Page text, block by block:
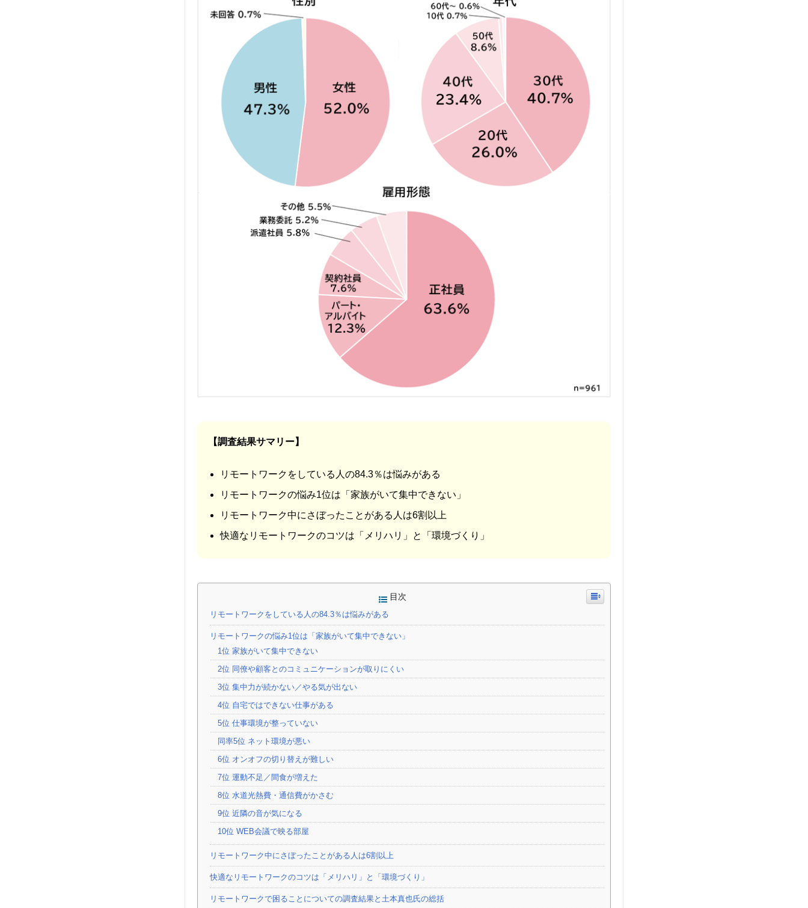
【調査結果サマリー】
リモートワークをしている人の84.3％は悩みがある
リモートワークの悩み1位は「家族がいて集中できない」
リモートワーク中にさぼったことがある人は6割以上
快適なリモートワークのコツは「メリハリ」と「環境づくり」
目次
リモートワークをしている人の84.3％は悩みがある
リモートワークの悩み1位は「家族がいて集中できない」
1位 家族がいて集中できない
2位 同僚や顧客とのコミュニケーションが取りにくい
3位 集中力が続かない／やる気が出ない
4位 自宅ではできない仕事がある
5位 仕事環境が整っていない
同率5位 ネット環境が悪い
6位 オンオフの切り替えが難しい
7位 運動不足／間食が増えた
8位 水道光熱費・通信費がかさむ
9位 近隣の音が気になる
10位 WEB会議で映る部屋
リモートワーク中にさぼったことがある人は6割以上
快適なリモートワークのコツは「メリハリ」と「環境づくり」
リモートワークで困ることについての調査結果と土本真也氏の総括